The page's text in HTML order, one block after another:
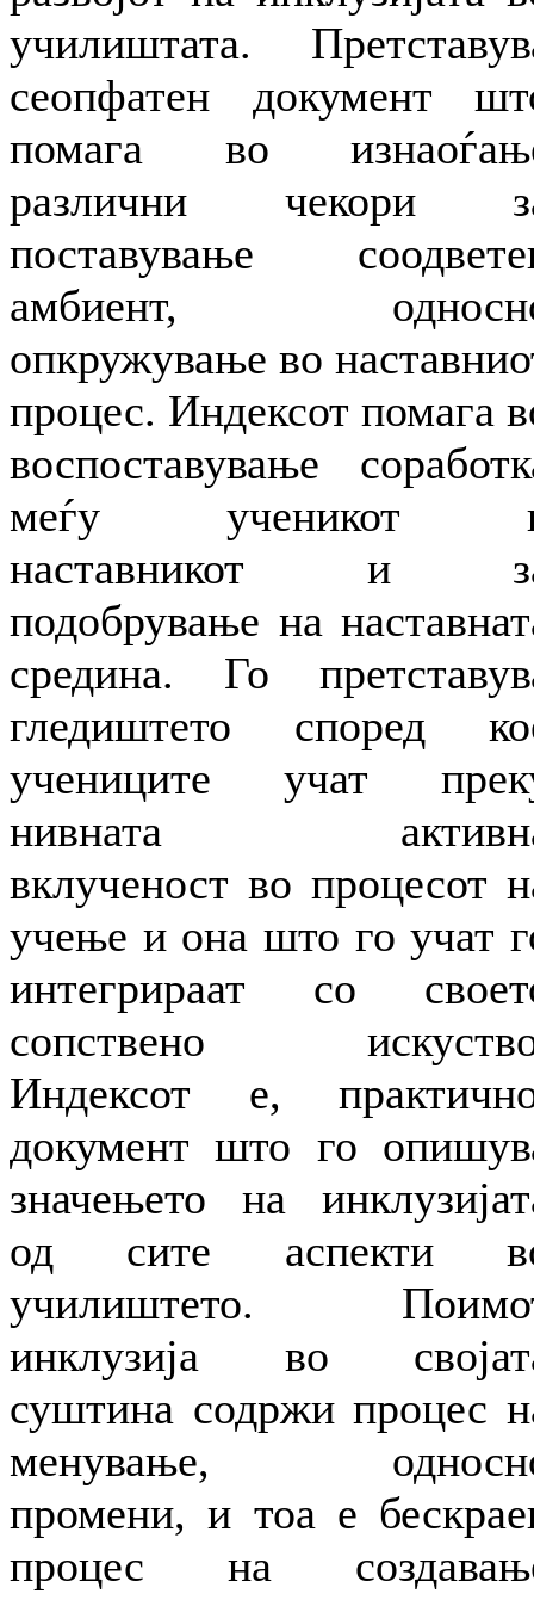
училиштата.
сеопфатен документ
помага во
различни чекори
поставување
амбиент,
опкружување во
процес. Индексот помага
воспоставување
меѓу ученикот
наставникот и
подобрување на
средина. Го
гледиштето според
учениците учат
нивната
вклученост во процесот
учење и она што го учат
интегрираат со
сопствено
Индексот е,
документ што го
значењето на
од сите аспекти
училиштето.
инклузија во
суштина содржи процес
менување,
промени, и тоа е
процес на